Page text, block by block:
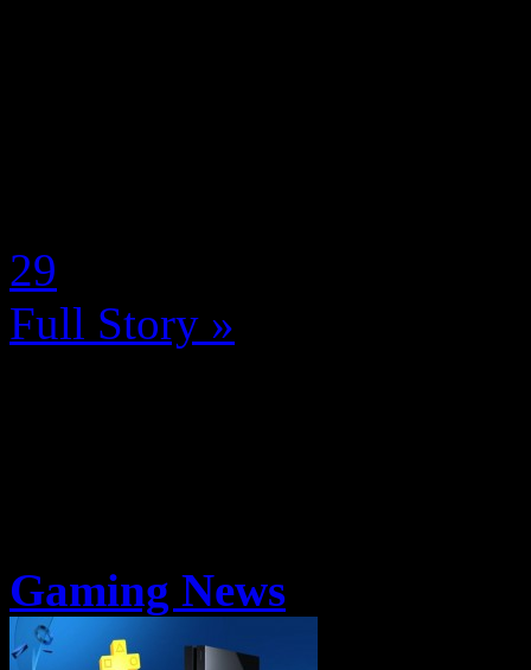
29
Full Story »
Gaming News